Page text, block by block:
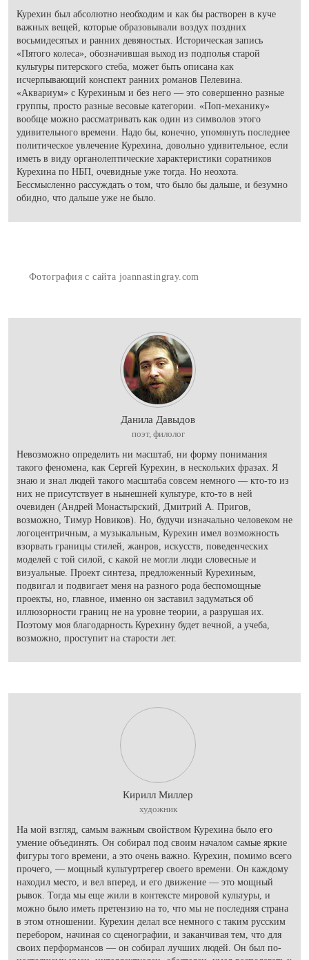
Курехин был абсолютно необходим и как бы растворен в куче
важных вещей, которые образовывали воздух поздних
восьмидесятых и ранних девяностых. Историческая запись
«Пятого колеса», обозначившая выход из подполья старой
культуры питерского стеба, может быть описана как
исчерпывающий конспект ранних романов Пелевина.
«Аквариум» с Курехиным и без него — это совершенно разные
группы, просто разные весовые категории. «Поп-механику»
вообще можно рассматривать как один из символов этого
удивительного времени. Надо бы, конечно, упомянуть последнее
политическое увлечение Курехина, довольно удивительное, если
иметь в виду органолептические характеристики соратников
Курехина по НБП, очевидные уже тогда. Но неохота.
Бессмысленно рассуждать о том, что было бы дальше, и безумно
обидно, что дальше уже не было.
Фотография с сайта joannastingray.com
Данила Давыдов
поэт, филолог
Невозможно определить ни масштаб, ни форму понимания
такого феномена, как Сергей Курехин, в нескольких фразах. Я
знаю и знал людей такого масштаба совсем немного — кто-то из
них не присутствует в нынешней культуре, кто-то в ней
очевиден (Андрей Монастырский, Дмитрий А. Пригов,
возможно, Тимур Новиков). Но, будучи изначально человеком не
логоцентричным, а музыкальным, Курехин имел возможность
взорвать границы стилей, жанров, искусств, поведенческих
моделей с той силой, с какой не могли люди словесные и
визуальные. Проект синтеза, предложенный Курехиным,
подвигал и подвигает меня на разного рода беспомощные
проекты, но, главное, именно он заставил задуматься об
иллюзорности границ не на уровне теории, а разрушая их.
Поэтому моя благодарность Курехину будет вечной, а учеба,
возможно, проступит на старости лет.
Кирилл Миллер
художник
На мой взгляд, самым важным свойством Курехина было его
умение объединять. Он собирал под своим началом самые яркие
фигуры того времени, а это очень важно. Курехин, помимо всего
прочего, — мощный культуртрегер своего времени. Он каждому
находил место, и вел вперед, и его движение — это мощный
рывок. Тогда мы еще жили в контексте мировой культуры, и
можно было иметь претензию на то, что мы не последняя страна
в этом отношении. Курехин делал все немного с таким русским
перебором, начиная со сценографии, и заканчивая тем, что для
своих перформансов — он собирал лучших людей. Он был по-